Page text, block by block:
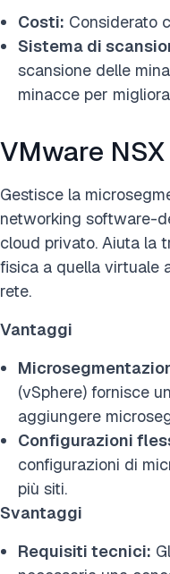
Costi: Considerato
Sistema di
scansione delle
minacce per
VMware NSX
Gestisce la
networking software-
cloud privato. Aiuta la
fisica a quella virtuale
rete.
Vantaggi
(vSphere) fornisce
aggiungere
Configurazioni
configurazioni di
più siti.
Svantaggi
Requisiti tecnici: